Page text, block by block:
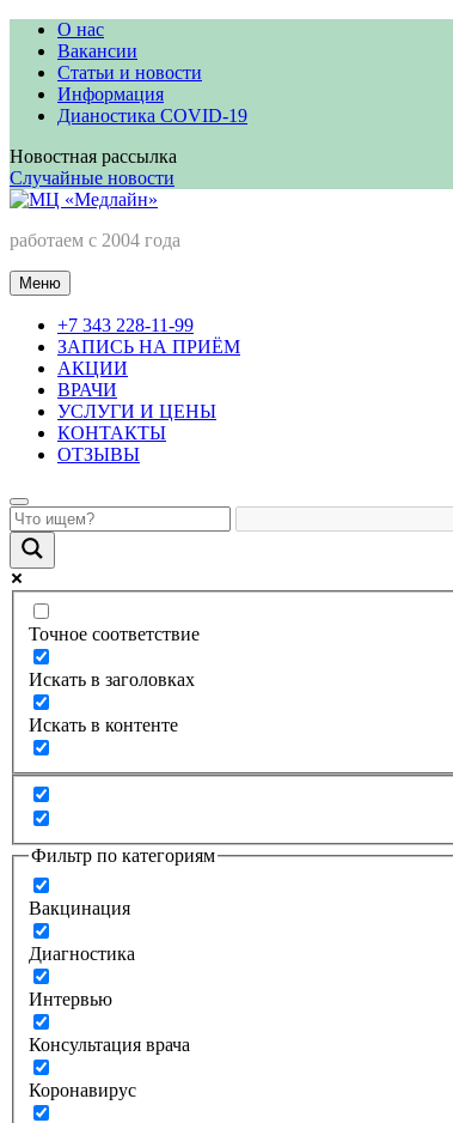
Перейти
содержимому
О нас
Вакансии
Статьи и новости
Информация
Дианостика COVID-19
Новостная рассылка
Случайные новости
МЦ «Медлайн»
работаем с 2004 года
Меню
+7 343 228-11-99
ЗАПИСЬ НА ПРИЁМ
АКЦИИ
ВРАЧИ
УСЛУГИ И ЦЕНЫ
КОНТАКТЫ
ОТЗЫВЫ
Точное соответствие
Искать в заголовках
Искать в контенте
Фильтр по категориям
Вакцинация
Диагностика
Интервью
Консультация врача
Коронавирус